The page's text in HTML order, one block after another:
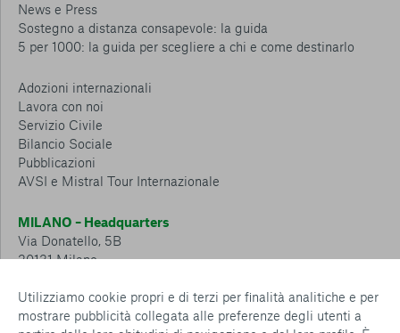
Utilizziamo cookie propri e di terzi per finalità analitiche e per
mostrare pubblicità collegata alle preferenze degli utenti a
News e Press
Sostegno a distanza consapevole: la guida
5 per 1000: la guida per scegliere a chi e come destinarlo
Adozioni internazionali
Lavora con noi
Servizio Civile
Bilancio Sociale
Pubblicazioni
AVSI e Mistral Tour Internazionale
MILANO – Headquarters
Via Donatello, 5B
20131 Milano
CESENA – Sostegno a distanza